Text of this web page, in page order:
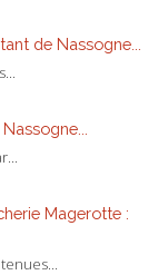
de Nassogne...
Magerotte :